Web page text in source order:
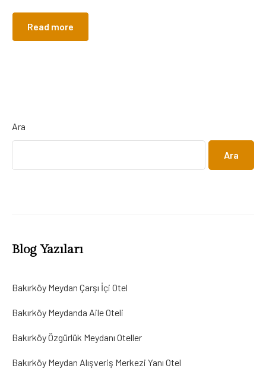
Read more
Ara
Ara
Blog Yazıları
Bakırköy Meydan Çarşı İçi Otel
Bakırköy Meydanda Aile Oteli
Bakırköy Özgürlük Meydanı Oteller
Bakırköy Meydan Alışveriş Merkezi Yanı Otel